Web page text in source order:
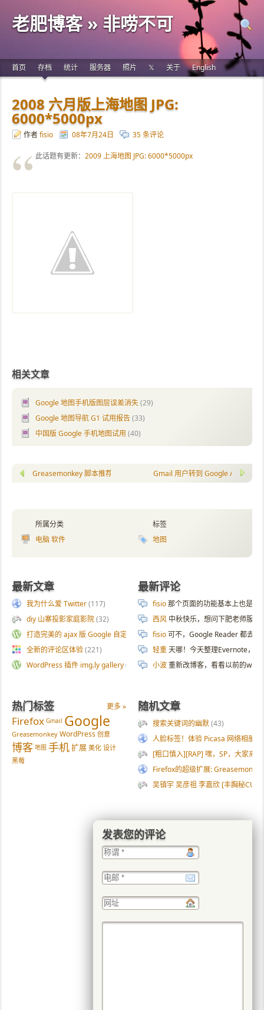
老肥博客 » 非唠不可
首页 存档 统计 服务器 照片 𝕏 关于 English
2008 六月版上海地图 JPG:
6000*5000px
作者fisio 08年7月24日 35 条评论
此话题有更新： 2009 上海地图 JPG: 6000*5000px
相关文章
Google 地图手机版图层误差消失(29)
Google 地图导航 G1 试用报告(33)
中国版 Google 手机地图试用 (40)
Greasemonkey 脚本推荐：在任何填邮箱的地方自动提示 Gmail 联系人
Gmail 用户转到 Google Apps 的几
标签
地图
所属分类
电脑 软件
最新文章
我为什么爱 Twitter(117)
diy 山寨投影家庭影院(32)
打造完美的 ajax 版 Google 自定义搜索 (187)
全新的评论区体验(221)
WordPress 插件 img.ly gallery(54)
更多 »
热门标签
Firefox Gmail Google
Greasemonkey WordPress 创意
博客 地图 手机扩展 美化 设计
黑莓
最新评论
fisio那个页面的功能基本上也是
西风 中秋快乐，想问下肥老师服
fisio可不，Google Reader 都去
轻重天哪！今天整理Evernote，
小波重新改博客，看看以前的wp
随机文章
搜索关键词的幽默(43)
人脸标签！体验 Picasa 网络相册
[粗口慎入][RAP] 嘿，SP，大家来
Firefox的超级扩展: Greasemonkey
吴镇宇 吴彦祖 李嘉欣 [丰胸秘
发表您的评论